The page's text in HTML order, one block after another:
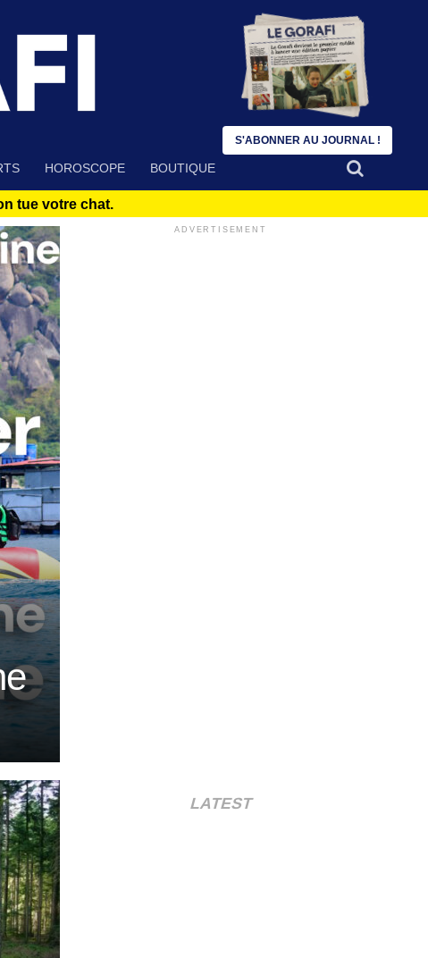
HOROSCOPE BOUTIQUE
tue votre chat.
ADVERTISEMENT
LATEST
S'ABONNER AU JOURNAL !